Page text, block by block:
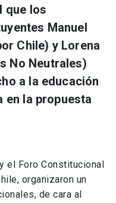
que los
Manuel
Chile) y Lorena
No Neutrales)
a la educación
en la propuesta
el Foro Constitucional
organizaron un
de cara al